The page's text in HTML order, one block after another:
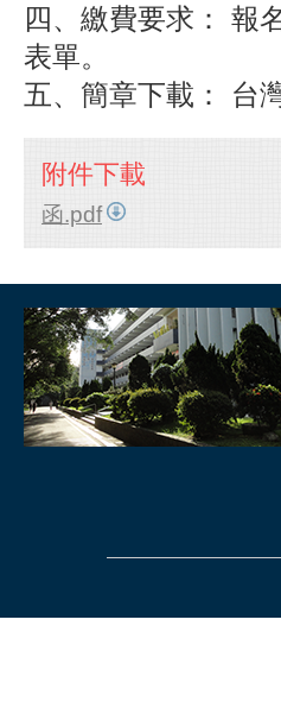
四、繳費要求： 報
表單。
五、簡章下載： 台
附件下載
函.pdf